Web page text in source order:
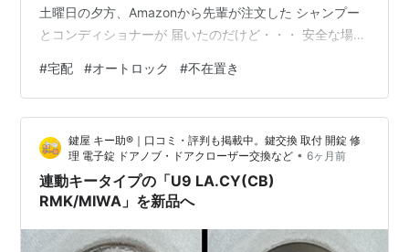
土曜日の夕方、Amazonから先輩が注文した シャンプー
とコンディショナーが 届いたのだけど・・・ 安全な場所
アを開けたら、荷物が置いてあった。 うちはオートロッ
クなんですけど・・・ どうやって入ったの？ 謎？？？
最近、事件になった。 オートロックをすり抜けるやつ？
宅配ボックスかチャイムを鳴らす とかも出来るの
に・・・ その時間、家に居たんですけどね。 これはもは
や不法侵入です…
#宅配 #オートロック #不在置き
鍵屋 キー助®｜口コミ・評判も掲載中。鍵交換 取付 開錠 修
理 電子錠 ドアノブ・ドアクローザー交換など • 6ヶ月前
連動キータイプの「U9 LA.CY(CB)
RMK/MIWA」を新品へ